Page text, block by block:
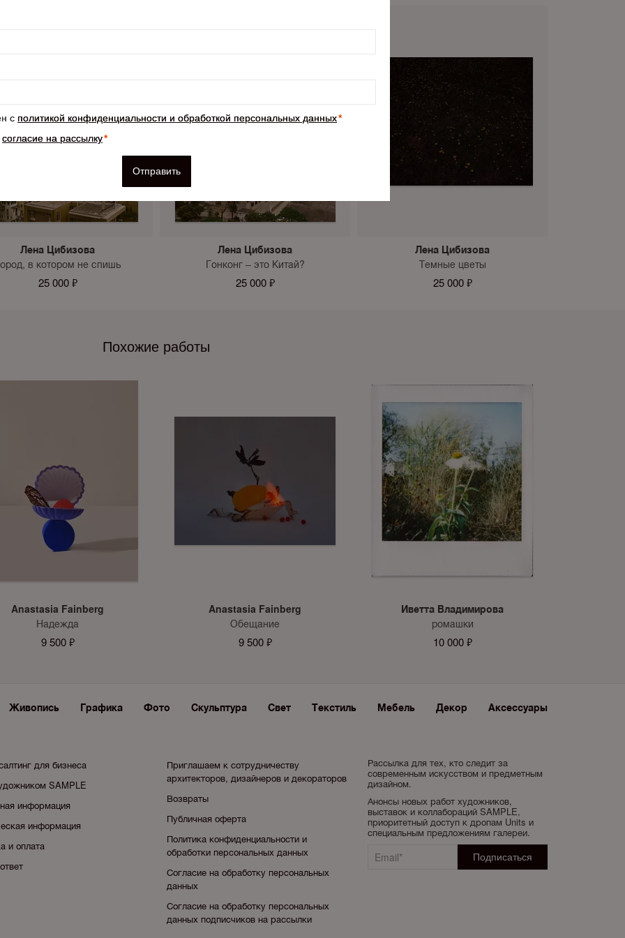
Лена Цибизова
в котором не спишь
25 000 ₽
Лена Цибизова
Гонконг – это Китай?
25 000 ₽
Лена Цибизова
Темные цветы
25 000 ₽
Похожие работы
Anastasia Fainberg
Надежда
9 500 ₽
Anastasia Fainberg
Обещание
9 500 ₽
Иветта Владимирова
ромашки
10 000 ₽
Живопись Графика Фото Скульптура Свет Текстиль Мебель Декор Аксессуары
для бизнеса
SAMPLE
информация
информация
и оплата
Приглашаем к сотрудничеству
архитекторов, дизайнеров и декораторов
Возвраты
Публичная оферта
Политика конфиденциальности и
обработки персональных данных
Согласие на обработку персональных
данных
Согласие на обработку персональных
данных подписчиков на рассылки
Рассылка для тех, кто следит за
современным искусством и предметным
дизайном.
Анонсы новых работ художников,
выставок и коллабораций SAMPLE,
приоритетный доступ к дропам Units и
специальным предложениям галереи.